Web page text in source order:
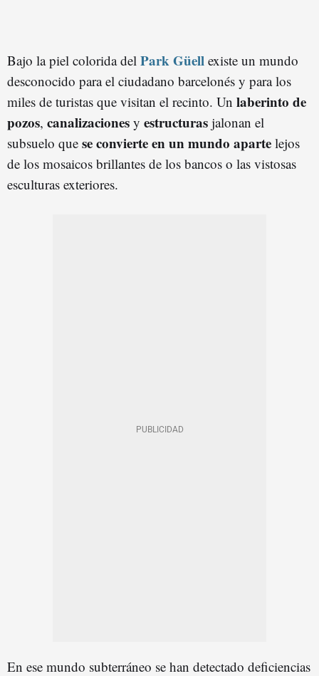
Bajo la piel colorida del Park Güell existe un mundo
desconocido para el ciudadano barcelonés y para los
miles de turistas que visitan el recinto. Un laberinto de
pozos, canalizaciones y estructuras jalonan el
subsuelo que se convierte en un mundo aparte lejos
de los mosaicos brillantes de los bancos o las vistosas
esculturas exteriores.
En ese mundo subterráneo se han detectado deficiencias